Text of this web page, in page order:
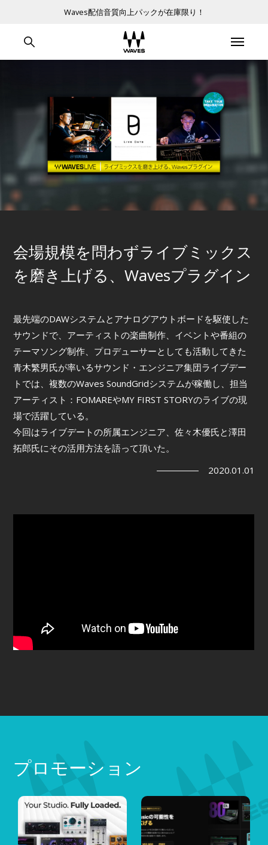
Waves配信音質向上パックが在庫限り！
会場規模を問わずライブミックス
を磨き上げる、Wavesプラグイン
最先端のDAWシステムとアナログアウトボードを駆使した
サウンドで、アーティストの楽曲制作、イベントや番組の
テーマソング制作、プロデューサーとしても活動してきた
青木繁男氏が率いるサウンド・エンジニア集団ライブデー
トでは、複数のWaves SoundGridシステムが稼働し、担当
アーティスト：FOMAREやMY FIRST STORYのライブの現
場で活躍している。
今回はライブデートの所属エンジニア、佐々木優氏と澤田
拓郎氏にその活用方法を語って頂いた。
2020.01.01
プロモーション